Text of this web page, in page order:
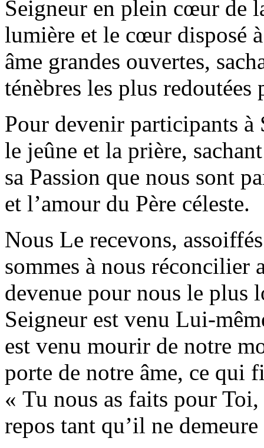
Seigneur en plein cœur de
lumière et le cœur disposé
âme grandes ouvertes,
ténèbres les plus
Pour devenir participants
le jeûne et la prière,
sa Passion que nous sont
et l’amour du Père céleste.
Nous Le recevons,
sommes à nous réconcilier
devenue pour nous le plus
Seigneur est venu Lui-
est venu mourir de notre
porte de notre âme, ce qui
« Tu nous as faits pour
repos tant qu’il ne